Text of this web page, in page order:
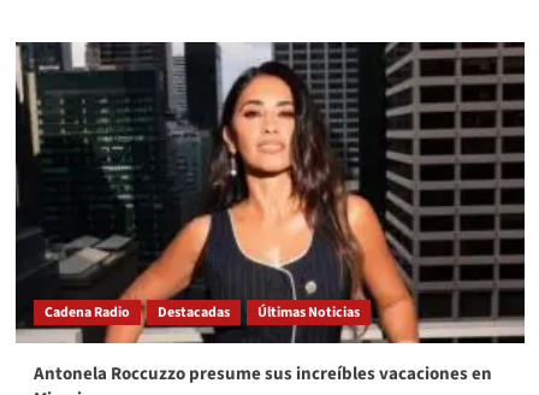
Cadena Radio Destacadas Últimas Noticias
Antonela Roccuzzo presume sus increíbles vacaciones en